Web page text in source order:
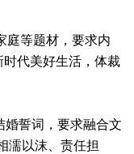
庭等题材，要求内
代美好生活，体裁
誓词，要求融合文
濡以沫、责任担